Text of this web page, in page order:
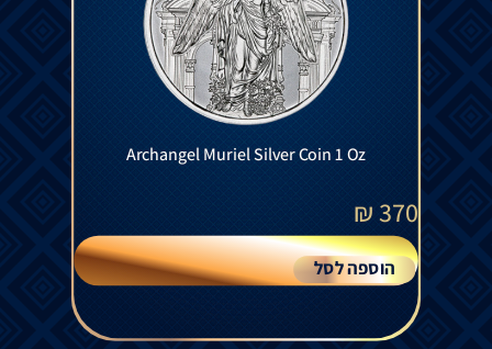
Archangel Muriel Silver Coin 1 Oz
370
₪
הוספה לסל